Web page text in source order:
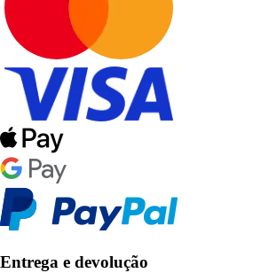
Entrega e devolução